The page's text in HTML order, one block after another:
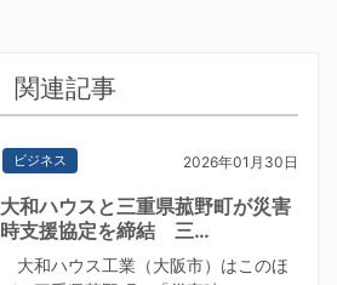
関連記事
ビジネス 2026年01月30日
大和ハウスと三重県菰野町が災害
時支援協定を締結 三…
大和ハウス工業（大阪市）はこのほ